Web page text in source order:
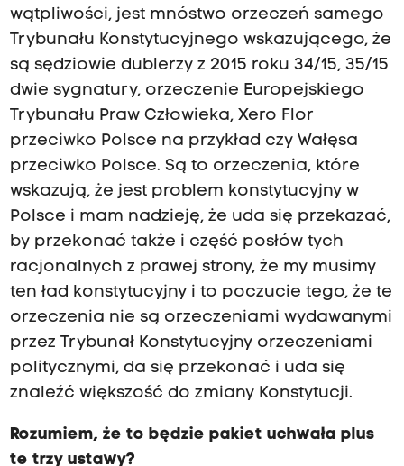
wątpliwości, jest mnóstwo orzeczeń samego
Trybunału Konstytucyjnego wskazującego, że
są sędziowie dublerzy z 2015 roku 34/15, 35/15
dwie sygnatury, orzeczenie Europejskiego
Trybunału Praw Człowieka, Xero Flor
przeciwko Polsce na przykład czy Wałęsa
przeciwko Polsce. Są to orzeczenia, które
wskazują, że jest problem konstytucyjny w
Polsce i mam nadzieję, że uda się przekazać,
by przekonać także i część posłów tych
racjonalnych z prawej strony, że my musimy
ten ład konstytucyjny i to poczucie tego, że te
orzeczenia nie są orzeczeniami wydawanymi
przez Trybunał Konstytucyjny orzeczeniami
politycznymi, da się przekonać i uda się
znaleźć większość do zmiany Konstytucji.
Rozumiem, że to będzie pakiet uchwała plus
te trzy ustawy?